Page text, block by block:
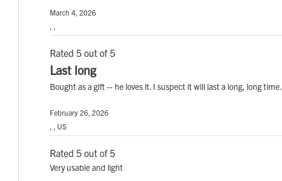
March 4, 2026
Rated 5 out of 5
Last long
Bought as a gift -- he loves it. I suspect it will last a long, long time.
February 26, 2026
, , US
Rated 5 out of 5
Very usable and light